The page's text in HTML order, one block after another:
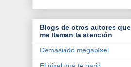
Blogs de otros autores que
me llaman la atención
Demasiado megapíxel